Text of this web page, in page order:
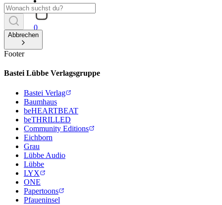
0
Abbrechen
Footer
Bastei Lübbe Verlagsgruppe
Bastei Verlag
Baumhaus
beHEARTBEAT
beTHRILLED
Community Editions
Eichborn
Grau
Lübbe Audio
Lübbe
LYX
ONE
Papertoons
Pfaueninsel